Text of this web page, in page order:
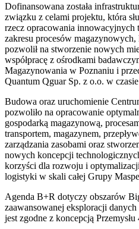
Dofinansowana została
związku z celami projektu, która
rzecz opracowania innowacyjnych
zakresu procesów
pozwolił na stworzenie nowych
współpracę z ośrodkami
Magazynowania w Poznaniu i
Quantum Qguar Sp. z o.o. w
Budowa oraz uruchomienie
pozwoliło na opracowanie
gospodarką magazynową,
transportem, magazynem,
zarządzania zasobami oraz
nowych koncepcji
korzyści dla rozwoju i
logistyki w skali całej Grupy
Agenda B+R dotyczy obszarów
zaawansowanej eksploracji
jest zgodne z koncepcją